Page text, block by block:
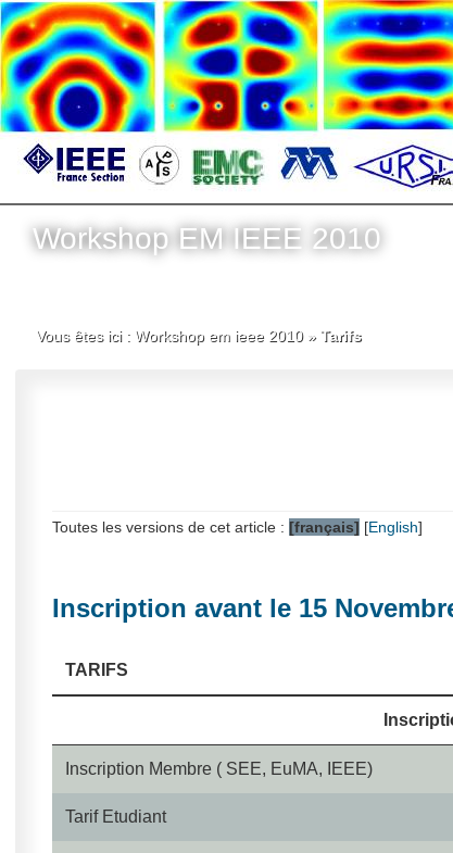
Workshop EM IEEE 2010
Vous êtes ici : Workshop em ieee 2010» Tarifs
Toutes les versions de cet article :[français] [English]
Inscription avant le 15
TARIFS
Inscription Membre ( SEE, EuMA, IEEE)
Tarif Etudiant